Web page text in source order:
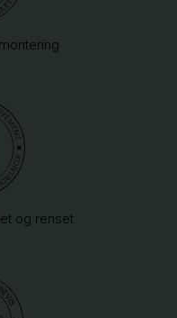
og renset